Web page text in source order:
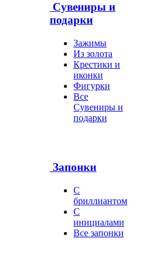
Сувениры и
подарки
Зажимы
Из золота
Крестики и
иконки
Фигурки
Все
Сувениры и
подарки
Запонки
С
бриллиантом
С
инициалами
Все запонки